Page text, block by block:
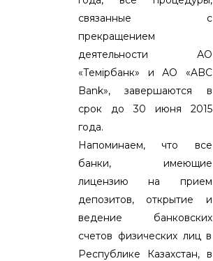
связанные с
прекращением
деятельности АО
«Темiрбанк» и АО «ABC
Bank», завершаются в
срок до 30 июня 2015
года.
Напоминаем, что все
банки, имеющие
лицензию на прием
депозитов, открытие и
ведение банковских
счетов физических лиц в
Республике Казахстан, в